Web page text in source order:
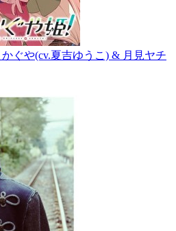
かぐや(cv.夏吉ゆうこ) & 月見ヤチ